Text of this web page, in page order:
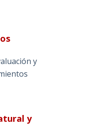
y
y